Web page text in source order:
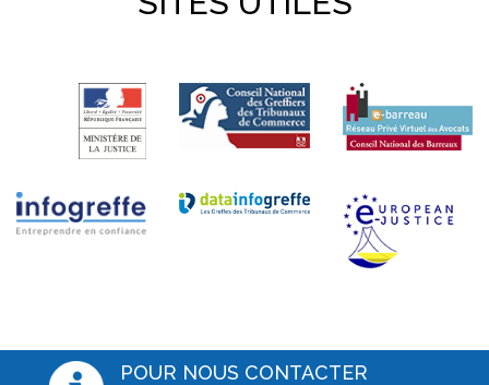
POUR NOUS CONTACTER